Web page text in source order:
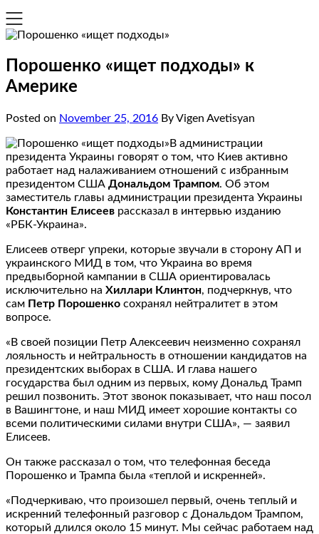
Порошенко «ищет подходы» к
Америке
Posted on November 25, 2016 By Vigen Avetisyan
В администрации
президента Украины говорят о том, что Киев активно
работает над налаживанием отношений с избранным
президентом США Дональдом Трампом. Об этом
заместитель главы администрации президента Украины
Константин Елисеев рассказал в интервью изданию
«РБК-Украина».
Елисеев отверг упреки, которые звучали в сторону АП и
украинского МИД в том, что Украина во время
предвыборной кампании в США ориентировалась
исключительно на Хиллари Клинтон, подчеркнув, что
сам Петр Порошенко сохранял нейтралитет в этом
вопросе.
«В своей позиции Петр Алексеевич неизменно сохранял
лояльность и нейтральность в отношении кандидатов на
президентских выборах в США. И глава нашего
государства был одним из первых, кому Дональд Трамп
решил позвонить. Этот звонок показывает, что наш посол
в Вашингтоне, и наш МИД имеет хорошие контакты со
всеми политическими силами внутри США», — заявил
Елисеев.
Он также рассказал о том, что телефонная беседа
Порошенко и Трампа была «теплой и искренней».
«Подчеркиваю, что произошел первый, очень теплый и
искренний телефонный разговор с Дональдом Трампом,
который длился около 15 минут. Мы сейчас работаем над